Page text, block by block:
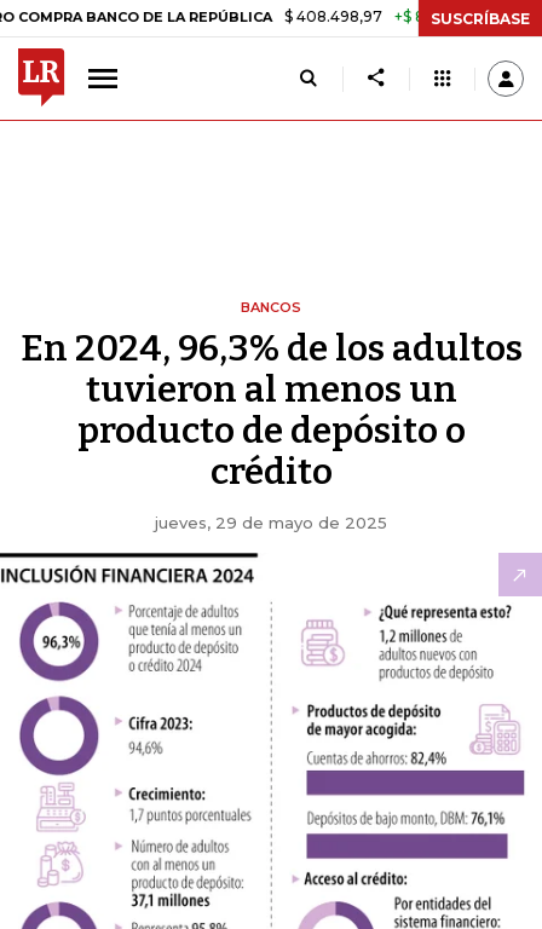
BANCO DE LA REPÚBLICA $ 408.498,97 +$ 8.753,81 +2,19% TASA
SUSCRÍBASE
BANCOS
En 2024, 96,3% de los adultos
tuvieron al menos un
producto de depósito o
crédito
jueves, 29 de mayo de 2025